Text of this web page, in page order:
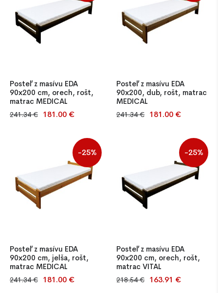
prírodná borovica, následne
lakované netoxickým lakom.
Nosnosť cca 100 kg (80x200,
90x200). Súčasťou balenia
Nosnosť cca 100 kg (80 a 90
cm), možnosť pridania roštu.
Kvalitný PUR matrac T-25 so
snímateľným a
Posteľ z masívu EDA
90x200 cm, orech, rošt,
matrac MEDICAL
Jednolôžková posteľ z
roštom a kvalitným PUR
matracom T25. Pevná
konštrukcia, netoxický lak,
nadčasový dizajn a
jednoduchá montáž – ideálna
voľba pre domácnosti aj
ubytovacie zariadenia.
241.34 € 181.00 €
Posteľ z masívu EDA
90x200, dub, rošt, matrac
MEDICAL
Jednolôžková posteľ z
prírodnom aj morenom
prevedení, s roštom a
kvalitným matracom T25.
Stabilná konštrukcia,
antibakteriálny poťah,
jednoduchá montáž – ideálna
do spálne, detskej izby aj
241.34 € 181.00 €
-25%
Posteľ z masívu EDA
90x200 cm, jelša, rošt,
matrac MEDICAL
Jednolôžková posteľ z
241.34 € 181.00 €
-25%
Posteľ z masívu EDA
90x200 cm, orech, rošt,
matrac VITAL
Kvalitná posteľ z masívu
218.54 € 163.91 €